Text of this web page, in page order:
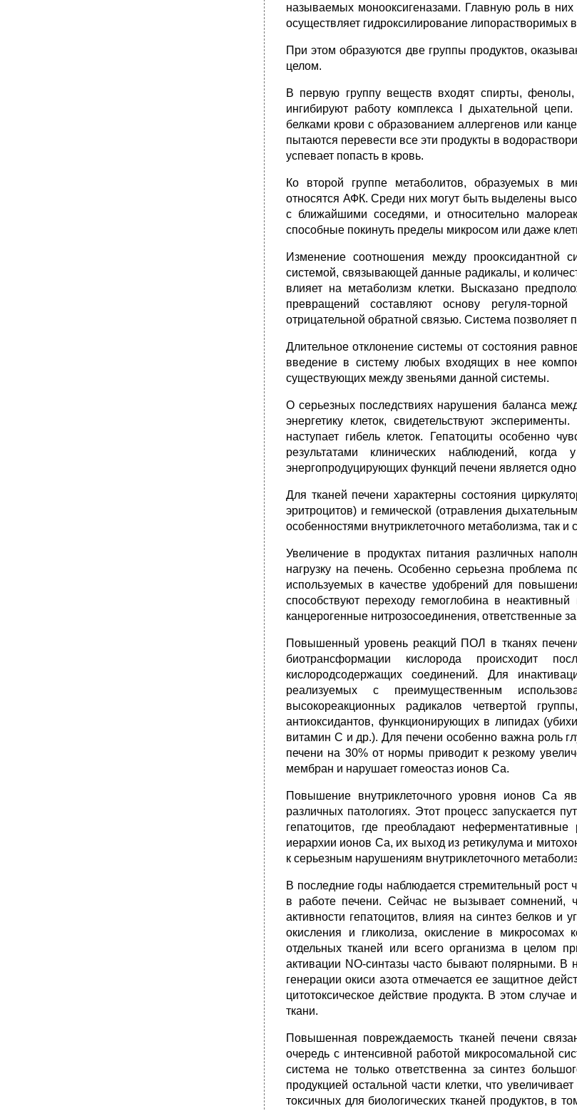
называемых монооксигеназами. Главную роль в
осуществляет гидроксилирование липорастворимых
При этом образуются две группы продуктов,
целом.
В первую группу веществ входят спирты,
ингибируют работу комплекса I дыхательной
белками крови с образованием аллергенов или
пытаются перевести все эти продукты в
успевает попасть в кровь.
Ко второй группе метаболитов, образуемых в
относятся АФК. Среди них могут быть выделены
с ближайшими соседями, и относительно
способные покинуть пределы микросом или даже
Изменение соотношения между прооксидантной
системой, связывающей данные радикалы, и
влияет на метаболизм клетки. Высказано
превращений составляют основу регуля-
отрицательной обратной связью. Система
Длительное отклонение системы от состояния
введение в систему любых входящих в нее
существующих между звеньями данной системы.
О серьезных последствиях нарушения баланса
энергетику клеток, свидетельствуют
наступает гибель клеток. Гепатоциты особенно
результатами клинических наблюдений,
энергопродуцирующих функций печени является
Для тканей печени характерны состояния
эритроцитов) и гемической (отравления
особенностями внутриклеточного метаболизма, так
Увеличение в продуктах питания различных
нагрузку на печень. Особенно серьезна проблема
используемых в качестве удобрений для
способствуют переходу гемоглобина в
канцерогенные нитрозосоединения, ответственные
Повышенный уровень реакций ПОЛ в тканях
биотрансформации кислорода происходит
кислородсодержащих соединений. Для
реализуемых с преимущественным
высокореакционных радикалов четвертой
антиоксидантов, функционирующих в липидах
витамин С и др.). Для печени особенно важна роль
печени на 30% от нормы приводит к резкому
мембран и нарушает гомеостаз ионов Са.
Повышение внутриклеточного уровня ионов Са
различных патологиях. Этот процесс запускается
гепатоцитов, где преобладают неферментативные
иерархии ионов Са, их выход из ретикулума и
к серьезным нарушениям внутриклеточного
В последние годы наблюдается стремительный
в работе печени. Сейчас не вызывает сомнений,
активности гепатоцитов, влияя на синтез белков и
окисления и гликолиза, окисление в микросомах
отдельных тканей или всего организма в целом
активации NO-синтазы часто бывают полярными. В
генерации окиси азота отмечается ее защитное
цитотоксическое действие продукта. В этом
ткани.
Повышенная повреждаемость тканей печени
очередь с интенсивной работой микросомальной
система не только ответственна за синтез
продукцией остальной части клетки, что
токсичных для биологических тканей продуктов, в